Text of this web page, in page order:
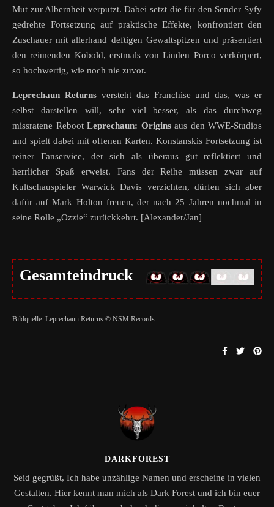
Mut zur Albernheit verputzt. Dabei setzt die für den Sender Syfy
gedrehte Fortsetzung auf praktische Effekte, konfrontiert den
Zuschauer mit allerhand deftigen Gewaltspitzen und präsentiert
den reimenden Kobold, erstmals von Linden Porco verkörpert,
so hochwertig, wie noch nie zuvor.
Leprechaun Returnsversteht das Franchise und das, was er
selbst darstellen will, sehr viel besser, als das durchweg
missratene RebootLeprechaun: Originsaus den WWE-Studios
und spielt dabei mit offenen Karten. Konstanskis Fortsetzung ist
reiner Fanservice, der sich als überaus gut reflektiert und
herrlicher Spaß erweist. Fans der Reihe müssen zwar auf
Kultschauspieler Warwick Davis verzichten, dürfen sich aber
dafür auf Mark Holton freuen, der nach 25 Jahren nochmal in
seine Rolle „Ozzie“ zurückkehrt. [Alexander/Jan]
Gesamteindruck
Bildquelle: Leprechaun Returns © NSM Records
DARKFOREST
Seid gegrüßt, Ich habe unzählige Namen und erscheine in vielen
Gestalten. Hier kennt man mich als Dark Forest und ich bin euer